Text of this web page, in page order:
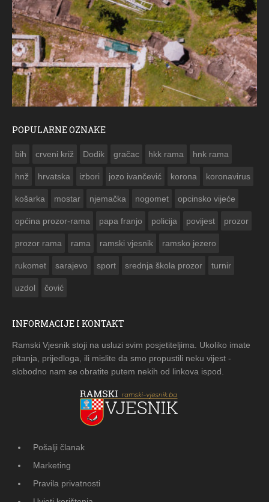
POPULARNE OZNAKE
bih crveni križ Dodik gračac hkk rama hnk rama
hnž hrvatska izbori jozo ivančević korona koronavirus
košarka mostar njemačka nogomet opcinsko vijeće
općina prozor-rama papa franjo policija povijest prozor
prozor rama rama ramski vjesnik ramsko jezero
rukomet sarajevo sport srednja škola prozor turnir
uzdol čović
INFORMACIJE I KONTAKT
Ramski Vjesnik stoji na usluzi svim posjetiteljima. Ukoliko imate
pitanja, prijedloga, ili mislite da smo propustili neku vijest -
slobodno nam se obratite putem nekih od linkova ispod.
Pošalji članak
Marketing
Pravila privatnosti